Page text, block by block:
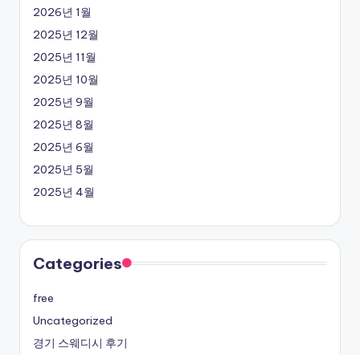
2026년 1월
2025년 12월
2025년 11월
2025년 10월
2025년 9월
2025년 8월
2025년 6월
2025년 5월
2025년 4월
Categories
free
Uncategorized
경기 스웨디시 후기